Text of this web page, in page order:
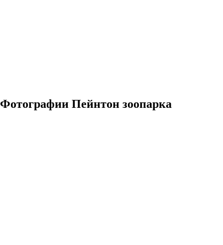
Фотографии Пейнтон зоопарка